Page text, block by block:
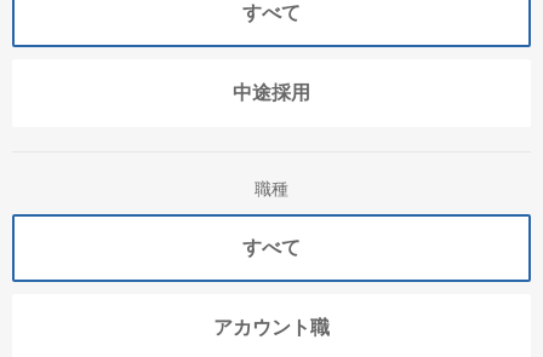
すべて
中途採用
職種
すべて
アカウント職